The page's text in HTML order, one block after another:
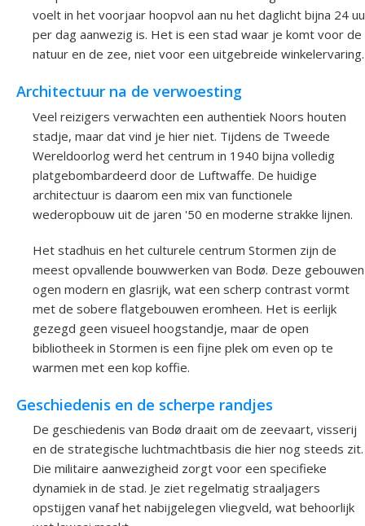
voelt in het voorjaar hoopvol aan nu het daglicht bijna 24
per dag aanwezig is. Het is een stad waar je komt voor de
natuur en de zee, niet voor een uitgebreide winkelervaring.
Architectuur na de verwoesting
Veel reizigers verwachten een authentiek Noors houten
stadje, maar dat vind je hier niet. Tijdens de Tweede
Wereldoorlog werd het centrum in 1940 bijna volledig
platgebombardeerd door de Luftwaffe. De huidige
architectuur is daarom een mix van functionele
wederopbouw uit de jaren '50 en moderne strakke lijnen.
Het stadhuis en het culturele centrum Stormen zijn de
meest opvallende bouwwerken van Bodø. Deze gebouwen
ogen modern en glasrijk, wat een scherp contrast vormt
met de sobere flatgebouwen eromheen. Het is eerlijk
gezegd geen visueel hoogstandje, maar de open
bibliotheek in Stormen is een fijne plek om even op te
warmen met een kop koffie.
Geschiedenis en de scherpe randjes
De geschiedenis van Bodø draait om de zeevaart, visserij
en de strategische luchtmachtbasis die hier nog steeds zit.
Die militaire aanwezigheid zorgt voor een specifieke
dynamiek in de stad. Je ziet regelmatig straaljagers
opstijgen vanaf het nabijgelegen vliegveld, wat behoorlijk